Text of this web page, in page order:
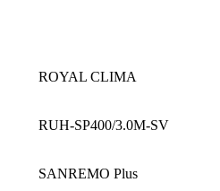
ROYAL CLIMA
RUH-SP400/3.0M-SV
SANREMO Plus